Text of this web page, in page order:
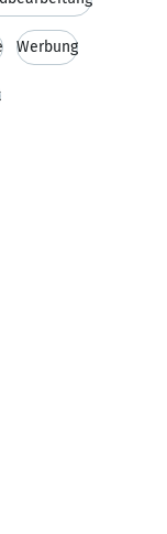
Werbung